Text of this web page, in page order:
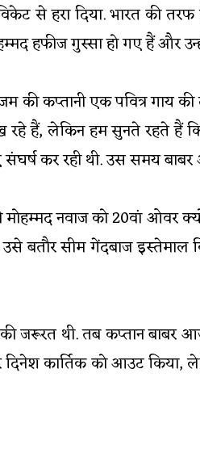
से हरा दिया. भारत की
हफीज गुस्सा हो गए हैं
की कप्तानी एक पवित्र गाय
रहे हैं, लेकिन हम सुनते रहते
कर रही थी. उस समय
नवाज को 20वां
उसे बतौर सीम गेंदबाज
जरूरत थी. तब कप्तान
कार्तिक को आउट किया,